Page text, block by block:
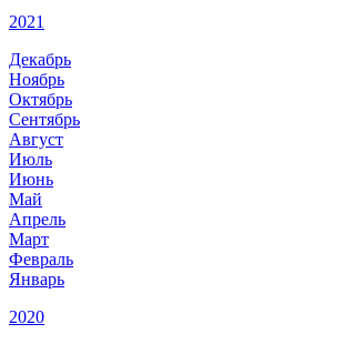
2021
Декабрь
Ноябрь
Октябрь
Сентябрь
Август
Июль
Июнь
Май
Апрель
Март
Февраль
Январь
2020